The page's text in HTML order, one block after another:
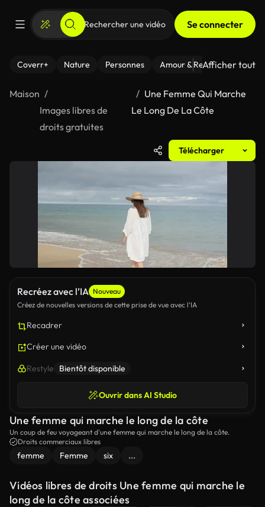
Se connecter
Coverr+ Nature Personnes Amour & Relations Le
Afficher tout
Maison
Images libres de
droits gratuites
Une Femme Qui Marche
Le Long De La Côte
Télécharger
Recréez avec l’IA Nouveau
Créez de nouvelles versions de cette prise de vue avec l’IA
Recadrer
Créer une vidéo
Restyle Bientôt disponible
Ouvrir dans AI Studio
Une femme qui marche le long de la côte
Un coup de feu voyageant d'une femme qui marche le long de la côte.
Droits commerciaux libres
femme Femme six ...
Vidéos libres de droits Une femme qui marche le
long de la côte associées